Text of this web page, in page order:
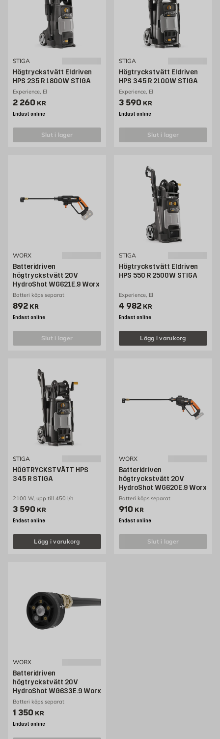
STIGA
Högtryckstvätt Eldriven
HPS 235 R 1800W STIGA
Experience, El
Pris 2260 kr
2 260 KR
Endast online
slut i lager
STIGA
Högtryckstvätt Eldriven
HPS 345 R 2100W STIGA
Experience, El
Pris 3590 kr
3 590 KR
Endast online
slut i lager
WORX
Batteridriven
högtryckstvätt 20V
HydroShot WG621E.9 Worx
Batteri köps separat
Pris 892 kr
892 KR
Endast online
slut i lager
STIGA
Högtryckstvätt Eldriven
HPS 550 R 2500W STIGA
Experience, El
Pris 4982 kr
4 982 KR
Endast online
Lägg i varukorg
STIGA
HÖGTRYCKSTVÄTT HPS
345 R STIGA
2100 W, upp till 450 l/h
Pris 3590 kr
3 590 KR
Endast online
Lägg i varukorg
WORX
Batteridriven
högtryckstvätt 20V
HydroShot WG620E.9 Worx
Batteri köps separat
Pris 910 kr
910 KR
Endast online
slut i lager
WORX
Batteridriven
högtryckstvätt 20V
HydroShot WG633E.9 Worx
Batteri köps separat
Pris 1350 kr
1 350 KR
Endast online